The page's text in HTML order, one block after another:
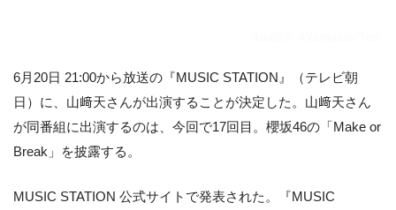
6月20日 21:00から放送の『MUSIC STATION』（テレビ朝
日）に、山﨑天さんが出演することが決定した。山﨑天さん
が同番組に出演するのは、今回で17回目。櫻坂46の「Make or
Break」を披露する。
MUSIC STATION 公式サイトで発表された。『MUSIC